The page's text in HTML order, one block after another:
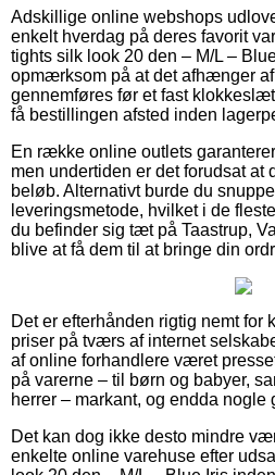
Adskillige online webshops
enkelt hverdag på deres favorit
tights silk look 20 den – M/L –
opmærksom på at det afhænger
gennemføres før et fast
få bestillingen afsted inden
En række online outlets
men undertiden er det forudsat
beløb. Alternativt burde du
leveringsmetode, hvilket i de
du befinder sig tæt på Taastrup,
blive at få dem til at bringe din
Det er efterhånden rigtig nemt for
priser på tværs af internet
af online forhandlere været
på varerne – til børn og babyer,
herrer – markant, og endda nogle
Det kan dog ikke desto mindre
enkelte online varehuse efter